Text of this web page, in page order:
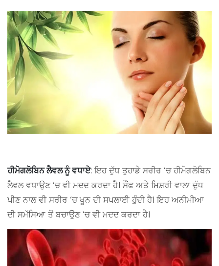
ਹੀਮੋਗਲੋਬਿਨ ਲੈਵਲ ਨੂੰ ਵਧਾਏ: ਇਹ ਦੁੱਧ ਤੁਹਾਡੇ ਸਰੀਰ ‘ਚ ਹੀਮੋਗਲੋਬਿਨ
ਲੈਵਲ ਵਧਾਉਣ ‘ਚ ਵੀ ਮਦਦ ਕਰਦਾ ਹੈ। ਸੌਂਫ ਅਤੇ ਮਿਸ਼ਰੀ ਵਾਲਾ ਦੁੱਧ
ਪੀਣ ਨਾਲ ਵੀ ਸਰੀਰ ‘ਚ ਖੂਨ ਦੀ ਸਪਲਾਈ ਹੁੰਦੀ ਹੈ। ਇਹ ਅਨੀਮੀਆ
ਦੀ ਸਮੱਸਿਆ ਤੋਂ ਬਚਾਉਣ ‘ਚ ਵੀ ਮਦਦ ਕਰਦਾ ਹੈ।